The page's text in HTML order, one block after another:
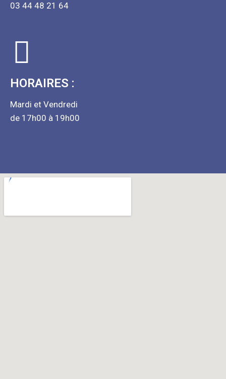
03 44 48 21 64
HORAIRES :
Mardi et Vendredi
de 17h00 à 19h00